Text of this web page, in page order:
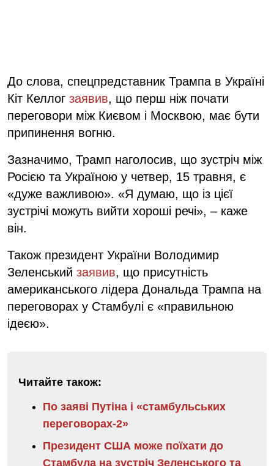
До слова, спецпредставник Трампа в Україні
Кіт Келлог заявив, що перш ніж почати
переговори між Києвом і Москвою, має бути
припинення вогню.
Зазначимо, Трамп наголосив, що зустріч між
Росією та Україною у четвер, 15 травня, є
«дуже важливою». «Я думаю, що із цієї
зустрічі можуть вийти хороші речі», – каже
він.
Також президент України Володимир
Зеленський заявив, що присутність
американського лідера Дональда Трампа на
переговорах у Стамбулі є «правильною
ідеєю».
Читайте також:
По заяві Путіна і «стамбульських
переговорах-2»
Президент США може поїхати до
Стамбула на зустріч Зеленського та